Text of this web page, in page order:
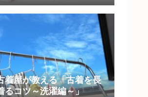
着屋が教える「古着を長
るコツ～洗濯編～」